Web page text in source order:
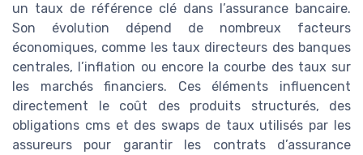
un taux de référence clé dans l’assurance bancaire.
Son évolution dépend de nombreux facteurs
économiques, comme les taux directeurs des banques
centrales, l’inflation ou encore la courbe des taux sur
les marchés financiers. Ces éléments influencent
directement le coût des produits structurés, des
obligations cms et des swaps de taux utilisés par les
assureurs pour garantir les contrats d’assurance